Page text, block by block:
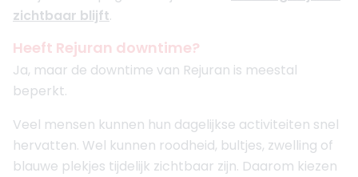
zichtbaar blijft.
Heeft Rejuran downtime?
Ja, maar de downtime van Rejuran is meestal
beperkt.
Veel mensen kunnen hun dagelijkse activiteiten snel
hervatten. Wel kunnen roodheid, bultjes, zwelling of
blauwe plekjes tijdelijk zichtbaar zijn. Daarom kiezen